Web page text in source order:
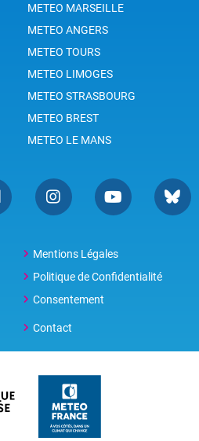
METEO MARSEILLE
METEO ANGERS
METEO TOURS
METEO LIMOGES
METEO STRASBOURG
METEO BREST
METEO LE MANS
Mentions Légales
Politique de Confidentialité
Consentement
Contact